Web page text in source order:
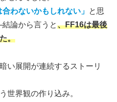
合わないかもしれない」 と思
論から言うと、FF16は最後
。
い展開が連続するストーリ
世界観の作り込み。